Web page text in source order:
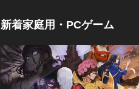
新着家庭用・PCゲーム